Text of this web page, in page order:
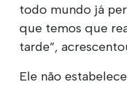
todo mundo já
que temos que
tarde”,
Ele não